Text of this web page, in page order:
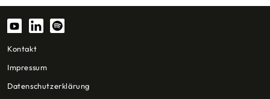
Kontakt
Impressum
Datenschutzerklärung